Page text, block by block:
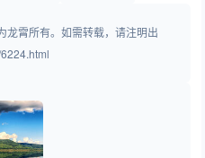
龙霄所有。如需转载，请注明出